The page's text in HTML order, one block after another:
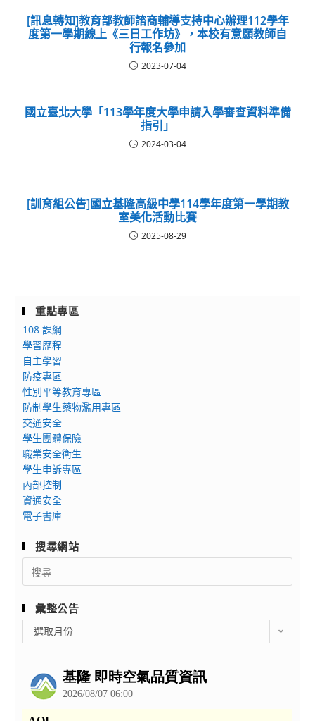
[訊息轉知]教育部教師諮商輔導支持中心辦理112學年
度第一學期線上《三日工作坊》，本校有意願教師自
行報名參加
2023-07-04
國立臺北大學「113學年度大學申請入學審查資料準備
指引」
2024-03-04
[訓育組公告]國立基隆高級中學114學年度第一學期教
室美化活動比賽
2025-08-29
重點專區
108 課綱
學習歷程
自主學習
防疫專區
性別平等教育專區
防制學生藥物濫用專區
交通安全
學生團體保險
職業安全衛生
學生申訴專區
內部控制
資通安全
電子書庫
搜尋網站
Search
for:
彙整公告
整
選取月份